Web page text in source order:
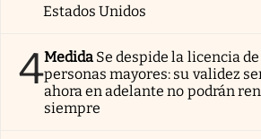
Estados Unidos
4Medida Se despide la licencia
personas mayores: su validez
ahora en adelante no podrán
siempre